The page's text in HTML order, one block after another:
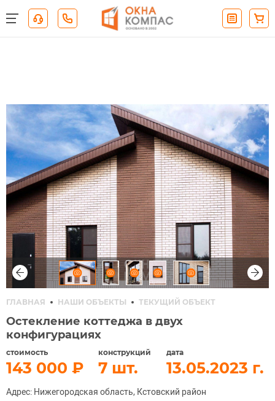
ГЛАВНАЯ НАШИ ОБЪЕКТЫ ТЕКУЩИЙ ОБЪЕКТ
Остекление коттеджа в двух
конфигурациях
стоимость
143 000
конструкций
7
дата
13.05.2023
Адрес: Нижегородская область, Кстовский район